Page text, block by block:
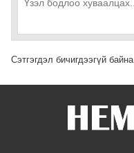
Сэтгэгдэл бичигдээгүй байна